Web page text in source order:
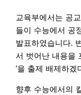
교육부에서는 공
들이 수능에서 공
발표하였습니다.
서 벗어난 내용을
’을 출제 배제하겠
향후 수능에서의